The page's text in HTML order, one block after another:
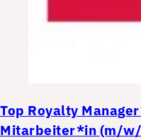
Top Royalty
Mitarbeiter*in (m/